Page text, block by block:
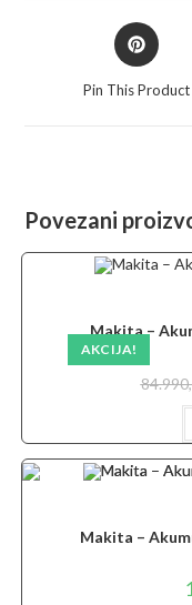
Opens
in
Pin This Product
Povezani
AKCIJA!
Makita –
Makita –